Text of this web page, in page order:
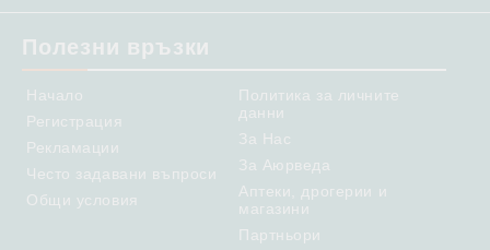
Полезни връзки
Начало
Регистрация
Рекламации
Често задавани въпроси
Общи условия
Политика за личните
данни
За Нас
За Аюрведа
Аптеки, дрогерии и
магазини
Партньори